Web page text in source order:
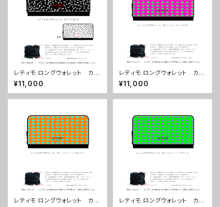
レティモ ロングウォレット カラ
ー/しろくろ ■配送まで３週間
¥11,000
レティモ ロングウォレット カラ
ー/ ニュードットピンク ■配送
まで３週間
¥11,000
レティモ ロングウォレット カラ
レティモ ロングウォレット カラ